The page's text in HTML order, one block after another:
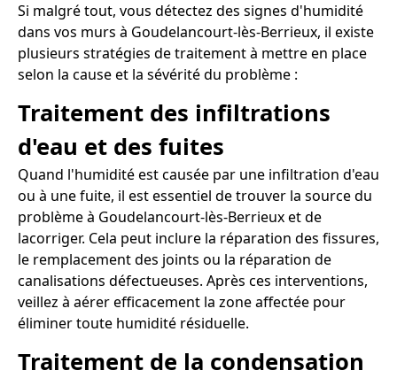
Si malgré tout, vous détectez des signes d'humidité
dans vos murs à Goudelancourt-lès-Berrieux, il existe
plusieurs stratégies de traitement à mettre en place
selon la cause et la sévérité du problème :
Traitement des infiltrations
d'eau et des fuites
Quand l'humidité est causée par une infiltration d'eau
ou à une fuite, il est essentiel de trouver la source du
problème à Goudelancourt-lès-Berrieux et de
lacorriger. Cela peut inclure la réparation des fissures,
le remplacement des joints ou la réparation de
canalisations défectueuses. Après ces interventions,
veillez à aérer efficacement la zone affectée pour
éliminer toute humidité résiduelle.
Traitement de la condensation